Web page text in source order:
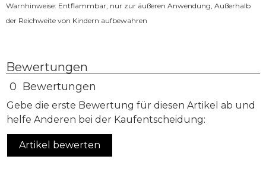
Warnhinweise: Entflammbar, nur zur äußeren Anwendung, Außerhalb
der Reichweite von Kindern aufbewahren
Bewertungen
0 Bewertungen
Gebe die erste Bewertung für diesen Artikel ab und
helfe Anderen bei der Kaufentscheidung:
Artikel bewerten